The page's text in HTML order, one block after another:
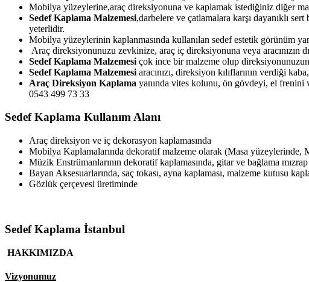
Mobilya yüzeylerine,araç direksiyonuna ve kaplamak istediğiniz diğer
Sedef Kaplama Malzemesi,darbelere ve çatlamalara karşı dayanıklı
yeterlidir.
Mobilya yüzeylerinin kaplanmasında kullanılan sedef estetik görünüm
Araç direksiyonunuzu zevkinize, araç iç direksiyonuna veya aracınızın
Sedef Kaplama Malzemesi çok ince bir malzeme olup
Sedef Kaplama Malzemesi aracınızı, direksiyon kılıflarının verdiği
Araç Direksiyon Kaplama yanında vites kolunu, ön gövdeyi, el frenini
0543 499 73 33
Sedef Kaplama Kullanım Alanı
Araç direksiyon ve iç dekorasyon kaplamasında
Mobilya Kaplamalarında dekoratif malzeme olarak (Masa yüzeylerinde,
Müzik Enstrümanlarının dekoratif kaplamasında, gitar ve bağlama mızrap
Bayan Aksesuarlarında, saç tokası, ayna kaplaması, malzeme kutusu
Gözlük çerçevesi üretiminde
Sedef Kaplama İstanbul
HAKKIMIZDA
Vizyonumuz